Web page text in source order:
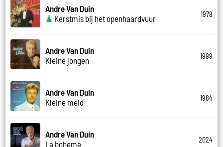
Andre Van Duin
Kerstmis bij het openhaardvuur
1978
Andre Van Duin
Kleine jongen
1999
Andre Van Duin
Kleine meid
1984
Andre Van Duin
La boheme
2024